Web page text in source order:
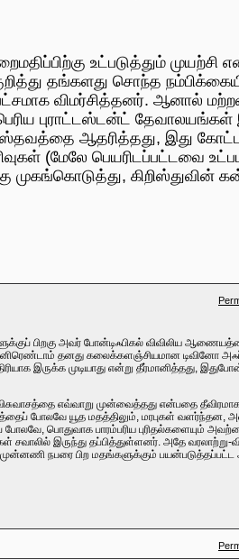
உட்படுத்தும் முயற்சி
தங்களது சொந்த
விமர்சித்தனர். ஆனால்
புராட்டஸ்டன்ட் தேவாலயங்கள்
ஆதரித்தது, இது
(மேலே பெயரிடப்பட்டவை
கிறிஸ்துவின்
பிறகு அவர் போன்டிஃபிகல் விவிலிய
தனது கலைக்களஞ்சியமான டிவினோ
இருக்க முடியாது என்று தீர்மானித்தது,
எவ்வாறு முன்வைத்தது என்பதை
போலவே யூத மதத்திலும், மரபுகள்
போலவே, பொதுவாக பாரம்பரிய புரிதல்களையும்
சவாலில் இருந்து தப்பித்துள்ளனர். அதே
நபரை பிற மதங்களுக்கும் பயன்படுத்தப்பட்ட